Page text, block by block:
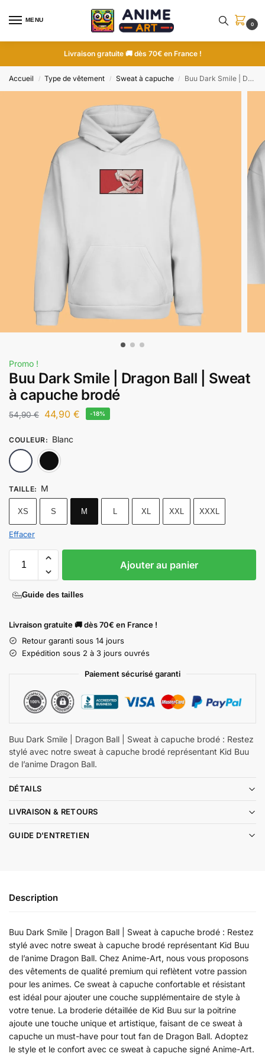
MENU
0
Livraison gratuite 🚚 dès 70€ en France !
Accueil / Type de vêtement / Sweat à capuche / Buu Dark Smile | Dragon Ball | Sweat à capuche brodé
Promo !
Buu Dark Smile | Dragon Ball | Sweat
à capuche brodé
54,90€ 44,90 € -18%
COULEUR: Blanc
TAILLE: M
XS S M L XL XXL XXXL
Effacer
Ajouter au panier
Guide des tailles
Livraison gratuite 🚚 dès 70€ en France !
Retour garanti sous 14 jours
Expédition sous 2 à 3 jours ouvrés
Paiement sécurisé garanti
Buu Dark Smile | Dragon Ball | Sweat à capuche brodé : Restez
stylé avec notre sweat à capuche brodé représentant Kid Buu
de l’anime Dragon Ball.
DÉTAILS
LIVRAISON & RETOURS
GUIDE D'ENTRETIEN
Description
Buu Dark Smile | Dragon Ball | Sweat à capuche brodé : Restez
stylé avec notre sweat à capuche brodé représentant Kid Buu
de l’anime Dragon Ball. Chez Anime-Art, nous vous proposons
des vêtements de qualité premium qui reflètent votre passion
pour les animes. Ce sweat à capuche confortable et résistant
est idéal pour ajouter une couche supplémentaire de style à
votre tenue. La broderie détaillée de Kid Buu sur la poitrine
ajoute une touche unique et artistique, faisant de ce sweat à
capuche un must-have pour tout fan de Dragon Ball. Adoptez
le style et le confort avec ce sweat à capuche signé Anime-Art.